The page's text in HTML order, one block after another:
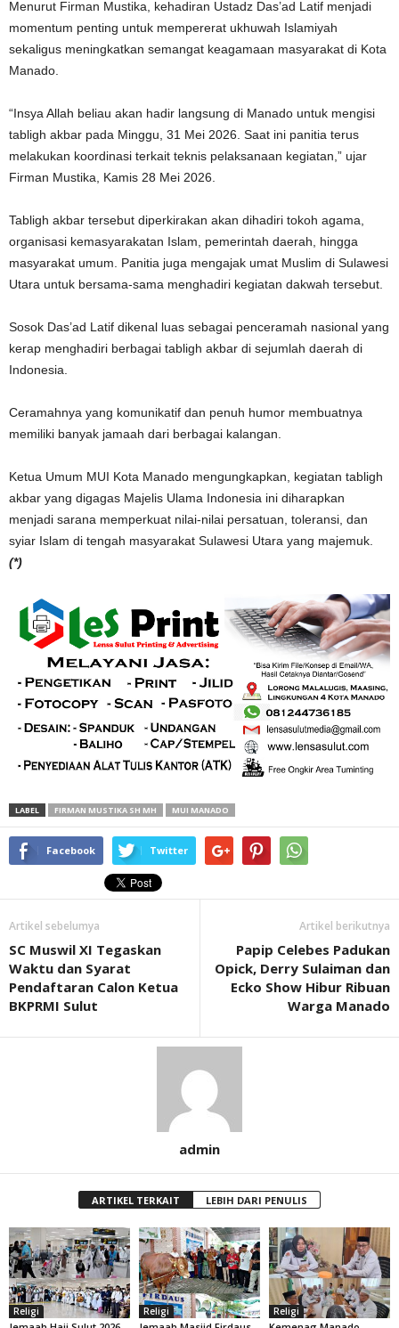
Menurut Firman Mustika, kehadiran Ustadz Das’ad Latif menjadi
momentum penting untuk mempererat ukhuwah Islamiyah
sekaligus meningkatkan semangat keagamaan masyarakat di Kota
Manado.
“Insya Allah beliau akan hadir langsung di Manado untuk mengisi
tabligh akbar pada Minggu, 31 Mei 2026. Saat ini panitia terus
melakukan koordinasi terkait teknis pelaksanaan kegiatan,” ujar
Firman Mustika, Kamis 28 Mei 2026.
Tabligh akbar tersebut diperkirakan akan dihadiri tokoh agama,
organisasi kemasyarakatan Islam, pemerintah daerah, hingga
masyarakat umum. Panitia juga mengajak umat Muslim di Sulawesi
Utara untuk bersama-sama menghadiri kegiatan dakwah tersebut.
Sosok Das’ad Latif dikenal luas sebagai penceramah nasional yang
kerap menghadiri berbagai tabligh akbar di sejumlah daerah di
Indonesia.
Ceramahnya yang komunikatif dan penuh humor membuatnya
memiliki banyak jamaah dari berbagai kalangan.
Ketua Umum MUI Kota Manado mengungkapkan, kegiatan tabligh
akbar yang digagas Majelis Ulama Indonesia ini diharapkan
menjadi sarana memperkuat nilai-nilai persatuan, toleransi, dan
syiar Islam di tengah masyarakat Sulawesi Utara yang majemuk.
(*)
LABEL FIRMAN MUSTIKA SH MH MUI MANADO
Facebook Twitter
Artikel sebelumya
SC Muswil XI Tegaskan
Waktu dan Syarat
Pendaftaran Calon Ketua
BKPRMI Sulut
Artikel berikutnya
Papip Celebes Padukan
Opick, Derry Sulaiman dan
Ecko Show Hibur Ribuan
Warga Manado
admin
ARTIKEL TERKAIT LEBIH DARI PENULIS
Religi Religi Religi